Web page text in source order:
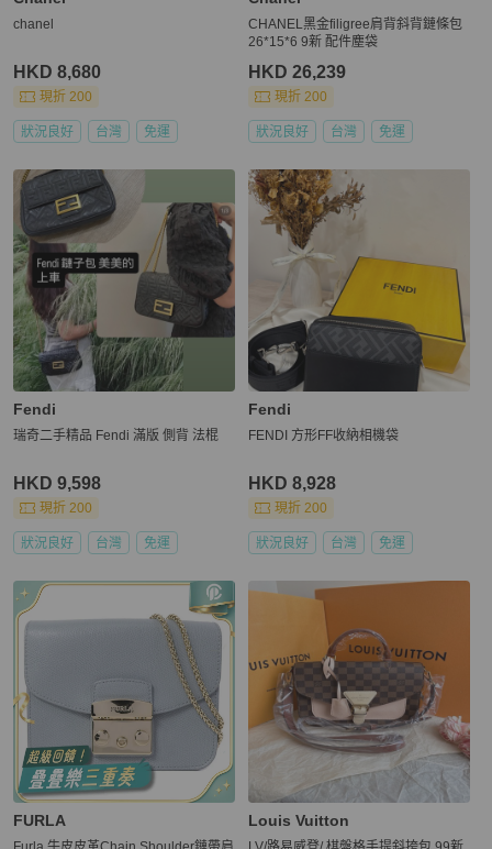
chanel
HKD 8,680
現折 200
狀況良好 台灣 免運
CHANEL黑金filigree肩背斜背鏈條包
26*15*6 9新 配件塵袋
HKD 26,239
現折 200
狀況良好 台灣 免運
Fendi
瑞奇二手精品 Fendi 滿版 側背 法棍
HKD 9,598
現折 200
狀況良好 台灣 免運
Fendi
FENDI 方形FF收納相機袋
HKD 8,928
現折 200
狀況良好 台灣 免運
FURLA Louis Vuitton